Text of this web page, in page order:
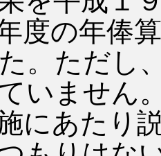
度の年俸
。ただし
いません
にあたり